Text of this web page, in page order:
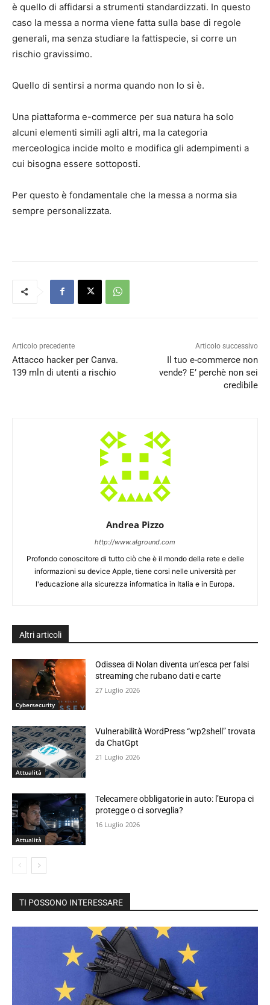
è quello di affidarsi a strumenti standardizzati. In questo
caso la messa a norma viene fatta sulla base di regole
generali, ma senza studiare la fattispecie, si corre un
rischio gravissimo.
Quello di sentirsi a norma quando non lo si è.
Una piattaforma e-commerce per sua natura ha solo
alcuni elementi simili agli altri, ma la categoria
merceologica incide molto e modifica gli adempimenti a
cui bisogna essere sottoposti.
Per questo è fondamentale che la messa a norma sia
sempre personalizzata.
Articolo precedente
Attacco hacker per Canva.
139 mln di utenti a rischio
Articolo successivo
Il tuo e-commerce non
vende? E’ perchè non sei
credibile
Andrea Pizzo
http://www.alground.com
Profondo conoscitore di tutto ciò che è il mondo della rete e delle
informazioni su device Apple, tiene corsi nelle università per
l'educazione alla sicurezza informatica in Italia e in Europa.
Altri articoli
Cybersecurity
Odissea di Nolan diventa un’esca per falsi
streaming che rubano dati e carte
27 Luglio 2026
Attualità
Vulnerabilità WordPress “wp2shell” trovata
da ChatGpt
21 Luglio 2026
Attualità
Telecamere obbligatorie in auto: l’Europa ci
protegge o ci sorveglia?
16 Luglio 2026
TI POSSONO INTERESSARE